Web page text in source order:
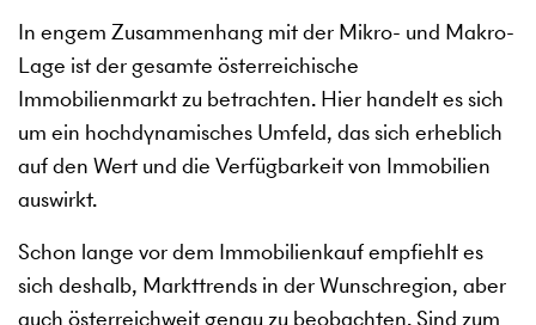
In engem Zusammenhang mit der Mikro- und Makro-
Lage ist der gesamte österreichische
Immobilienmarkt zu betrachten. Hier handelt es sich
um ein hochdynamisches Umfeld, das sich erheblich
auf den Wert und die Verfügbarkeit von Immobilien
auswirkt.
Schon lange vor dem Immobilienkauf empfiehlt es
sich deshalb, Markttrends in der Wunschregion, aber
auch österreichweit genau zu beobachten. Sind zum